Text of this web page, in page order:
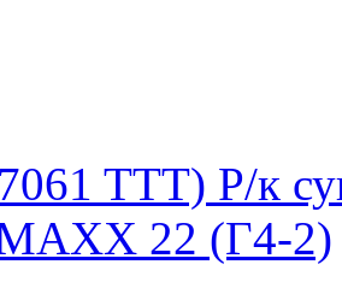
TTT) Р/к
22 (Г4-2)